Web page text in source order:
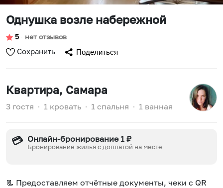
Однушка возле набережной
5 ∙ нет отзывов
Сохранить Поделиться
Квартира, Самара
3 гостя ∙ 1 кровать ∙ 1 спальня ∙ 1 ванная
💳 Онлайн-бронирование 1 ₽
Бронирование жилья с доплатой на месте
📃 Предоставляем отчётные документы, чеки с QR